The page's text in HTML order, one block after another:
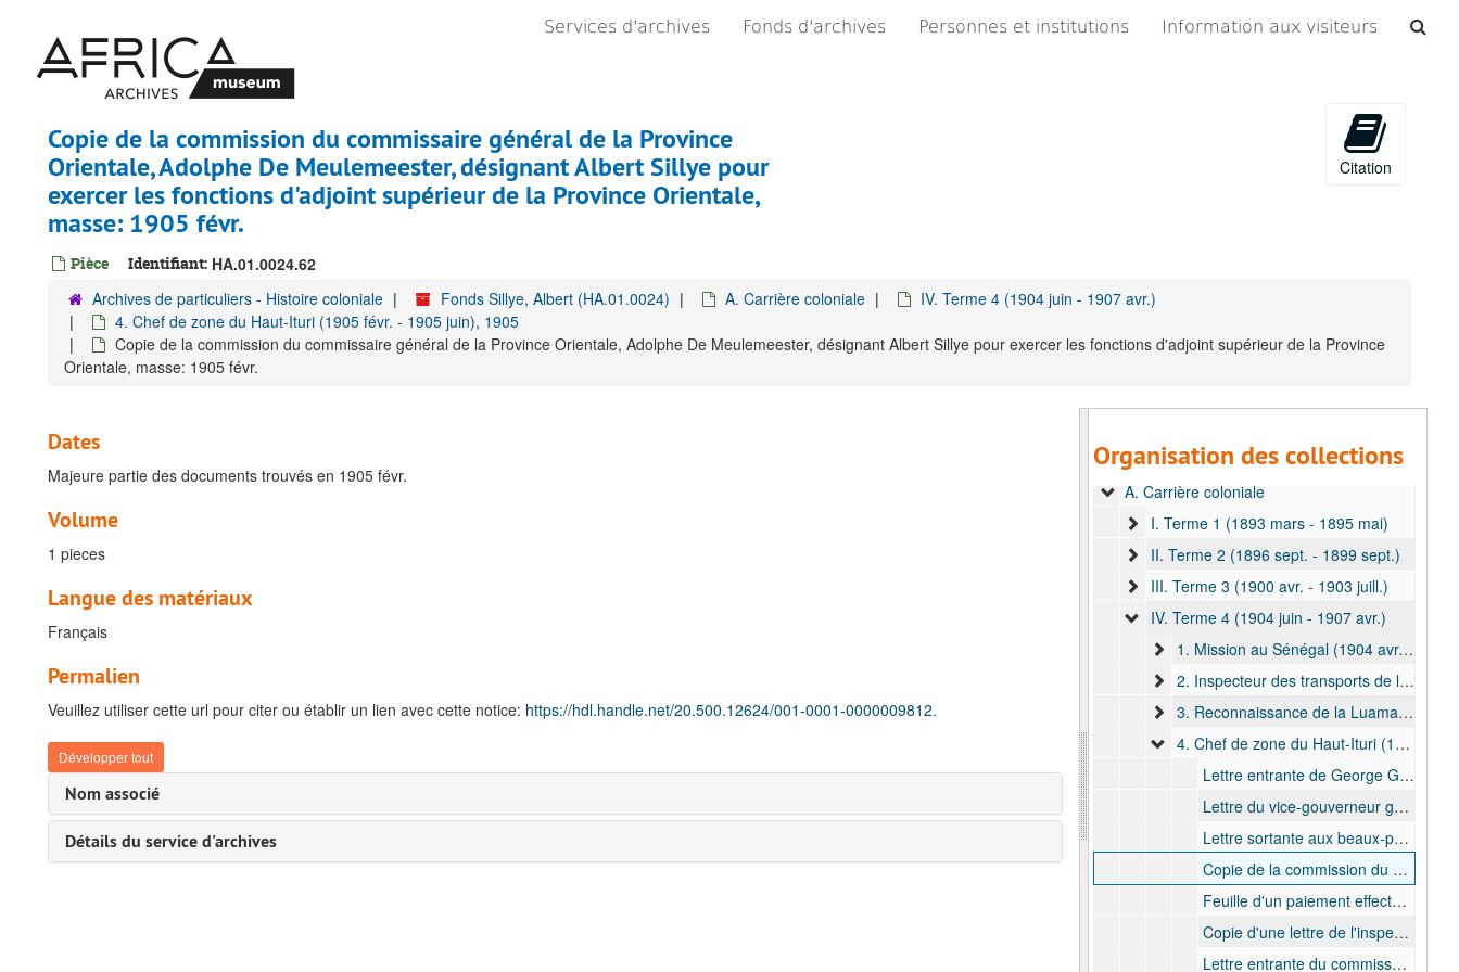
contenu
principal
Services d'archives Fonds d'archives Personnes et institutions Information aux visiteurs
Copie de la commission du commissaire général de la Province
Orientale, Adolphe De Meulemeester, désignant Albert Sillye pour
exercer les fonctions d'adjoint supérieur de la Province Orientale,
masse: 1905 févr.
Pièce Identifiant: HA.01.0024.62
Citation
Archives de particuliers - Histoire coloniale Fonds Sillye, Albert (HA.01.0024) A. Carrière coloniale
IV. Terme 4 (1904 juin - 1907 avr.)
4. Chef de zone du Haut-Ituri (1905 févr. - 1905 juin), 1905
Copie de la commission du commissaire général de la Province Orientale, Adolphe De Meulemeester, désignant Albert Sillye pour exercer les fonctions d'adjoint supérieur de la Province
Orientale, masse: 1905 févr.
Dates
Majeure partie des documents trouvés en 1905 févr.
Volume
1 pieces
Langue des matériaux
Français
Permalien
Veuillez utiliser cette url pour citer ou établir un lien avec cette notice: https://hdl.handle.net/20.500.12624/001-0001-0000009812.
Développer tout
Nom associé
Détails du service d'archives
Organisation des collections
Fonds Sillye, Albert
A. Carrière coloniale
I. Terme 1 (1893 mars - 1895 mai)
II. Terme 2 (1896 sept. - 1899 sept.)
III. Terme 3 (1900 avr. - 1903 juill.)
IV. Terme 4 (1904 juin - 1907 avr.)
1. Mission au Sénégal (1904 avr. - 1904 juin)
2. Inspecteur des transports de la Province Orientale (1904 juin - 1904 nov)
3. Reconnaissance de la Luama (1904 déc. - 1905 janv.)
4. Chef de zone du Haut-Ituri (1905 févr. - 1905 juin), 1905
Lettre entrante de George Grenfell concernant le remerciement pour les voeux envoyés par Albert Sillye, bulk: 1905 févr.
Lettre du vice-gouverneur général, Paul Costermans, concernant l'ampliation d'un décret du 3 janvier 1905 nommant Albert Sillye Officier de l'Ordre Royal du Lion, bulk: 1905 févr.
Lettre sortante aux beaux-parents, Edmond Deman et Constance Horwarth-Deman,donnant des renseignements au sujet de la Commission d' enquête, bulk: 1905 févr.
Copie de la commission du commissaire général de la Province Orientale, Adolphe De Meulemeester, désignant Albert Sillye pour exercer les fonctions d'adjoint supérieur de la Province Orientale, bulk: 1905 févr.
Feuille d'un paiement effectué par Albert Vieslet, gérant des magasins d'Avakubi, bulk: 1905 mars
Copie d'une lettre de l'inspecteur d'Etat, Érasme Warnant, contenant la demande de l'évêque a faite pour pouvoir établir une mission anglicane dans la région d'Irumuet et copie d'une lettre de l'inspecteur d'État, Érasme Warnant, au commissaire général (de l'Ituri) transmettant une copie de la lettre précédente et lui demandant de dire au chef de zone de l'Ituri, dans le cas où le Révérend Fegart, de la Church Missionary Society, insiste de nouveau pour installer une mission, qu'il n'a aucun pouvoir pour consentir des actes d'aliénation ou de location du dómaine de l'Etat, bulk: 1905 mars
Lettre entrante du commissaire général de la Province Orientale, Adolphe De Meulemeester, désignant Albert Sillye pour exercer les fonctions d'adjoint supérieur de la Province Orientale, en faisant l'inspection des postes de Meje, Nepoko, Bomili, Panga, Banalia, Gwania et Bengamisa avant de rejoindre Stanleyville, bulk: 1905 avr.